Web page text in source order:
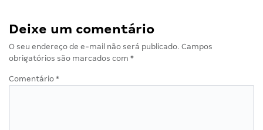
Deixe um comentário
O seu endereço de e-mail não será publicado. Campos
obrigatórios são marcados com *
Comentário *